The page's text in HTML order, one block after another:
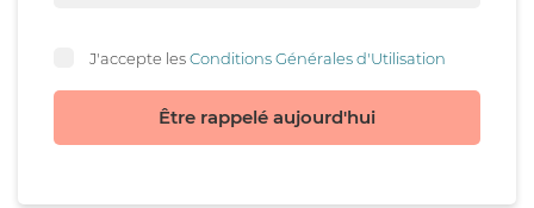
J'accepte lesConditions Générales d'Utilisation
Être rappelé aujourd'hui